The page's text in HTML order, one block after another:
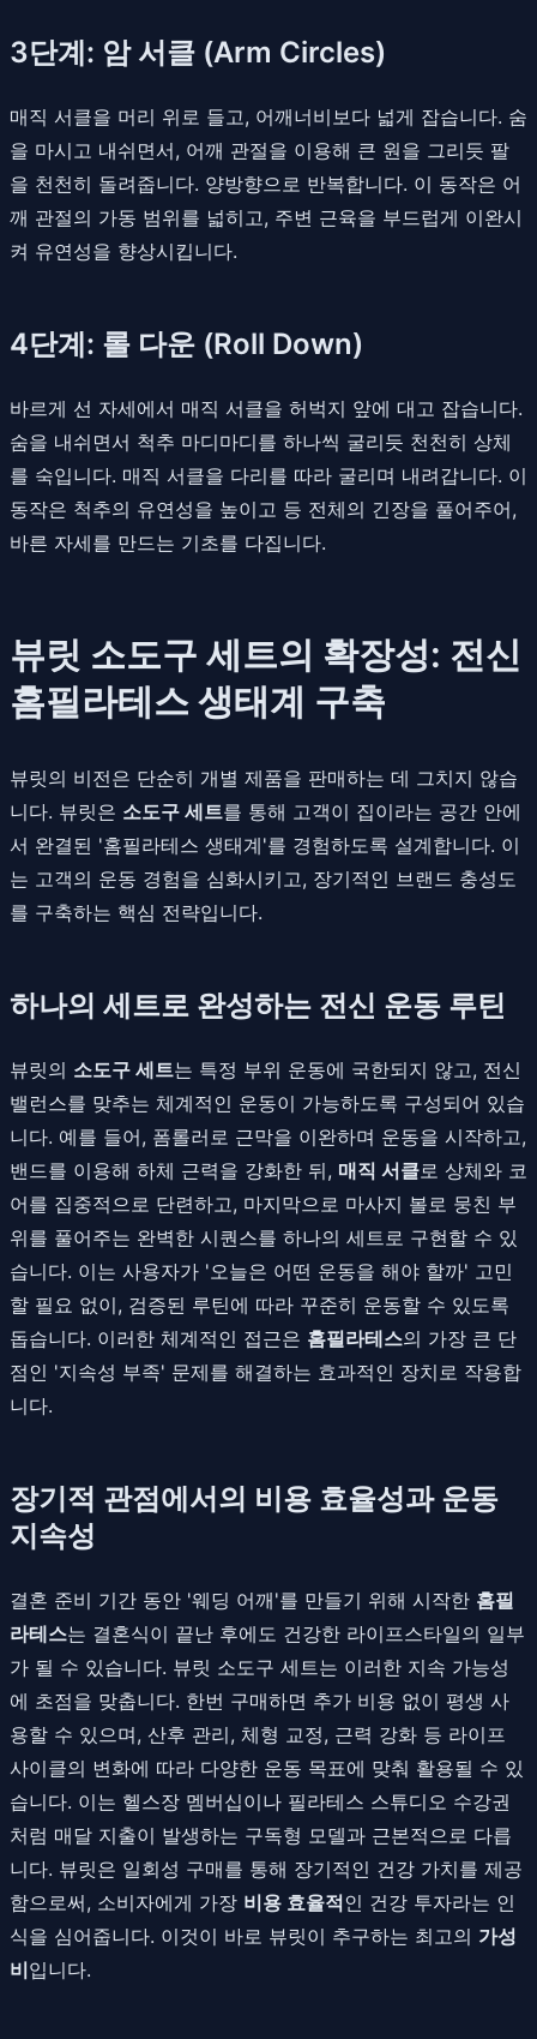
3단계: 암 서클 (Arm Circles)
매직 서클을 머리 위로 들고, 어깨너비보다 넓게 잡습니다. 숨
을 마시고 내쉬면서, 어깨 관절을 이용해 큰 원을 그리듯 팔
을 천천히 돌려줍니다. 양방향으로 반복합니다. 이 동작은 어
깨 관절의 가동 범위를 넓히고, 주변 근육을 부드럽게 이완시
켜 유연성을 향상시킵니다.
4단계: 롤 다운 (Roll Down)
바르게 선 자세에서 매직 서클을 허벅지 앞에 대고 잡습니다.
숨을 내쉬면서 척추 마디마디를 하나씩 굴리듯 천천히 상체
를 숙입니다. 매직 서클을 다리를 따라 굴리며 내려갑니다. 이
동작은 척추의 유연성을 높이고 등 전체의 긴장을 풀어주어,
바른 자세를 만드는 기초를 다집니다.
뷰릿 소도구 세트의 확장성: 전신
홈필라테스 생태계 구축
뷰릿의 비전은 단순히 개별 제품을 판매하는 데 그치지 않습
니다. 뷰릿은 소도구 세트를 통해 고객이 집이라는 공간 안에
서 완결된 '홈필라테스 생태계'를 경험하도록 설계합니다. 이
는 고객의 운동 경험을 심화시키고, 장기적인 브랜드 충성도
를 구축하는 핵심 전략입니다.
하나의 세트로 완성하는 전신 운동 루틴
뷰릿의 소도구 세트는 특정 부위 운동에 국한되지 않고, 전신
밸런스를 맞추는 체계적인 운동이 가능하도록 구성되어 있습
니다. 예를 들어, 폼롤러로 근막을 이완하며 운동을 시작하고,
밴드를 이용해 하체 근력을 강화한 뒤, 매직 서클로 상체와 코
어를 집중적으로 단련하고, 마지막으로 마사지 볼로 뭉친 부
위를 풀어주는 완벽한 시퀀스를 하나의 세트로 구현할 수 있
습니다. 이는 사용자가 '오늘은 어떤 운동을 해야 할까' 고민
할 필요 없이, 검증된 루틴에 따라 꾸준히 운동할 수 있도록
돕습니다. 이러한 체계적인 접근은 홈필라테스의 가장 큰 단
점인 '지속성 부족' 문제를 해결하는 효과적인 장치로 작용합
니다.
장기적 관점에서의 비용 효율성과 운동
지속성
결혼 준비 기간 동안 '웨딩 어깨'를 만들기 위해 시작한 홈필
라테스는 결혼식이 끝난 후에도 건강한 라이프스타일의 일부
가 될 수 있습니다. 뷰릿 소도구 세트는 이러한 지속 가능성
에 초점을 맞춥니다. 한번 구매하면 추가 비용 없이 평생 사
용할 수 있으며, 산후 관리, 체형 교정, 근력 강화 등 라이프
사이클의 변화에 따라 다양한 운동 목표에 맞춰 활용될 수 있
습니다. 이는 헬스장 멤버십이나 필라테스 스튜디오 수강권
처럼 매달 지출이 발생하는 구독형 모델과 근본적으로 다릅
니다. 뷰릿은 일회성 구매를 통해 장기적인 건강 가치를 제공
함으로써, 소비자에게 가장 비용 효율적인 건강 투자라는 인
식을 심어줍니다. 이것이 바로 뷰릿이 추구하는 최고의 가성
비입니다.